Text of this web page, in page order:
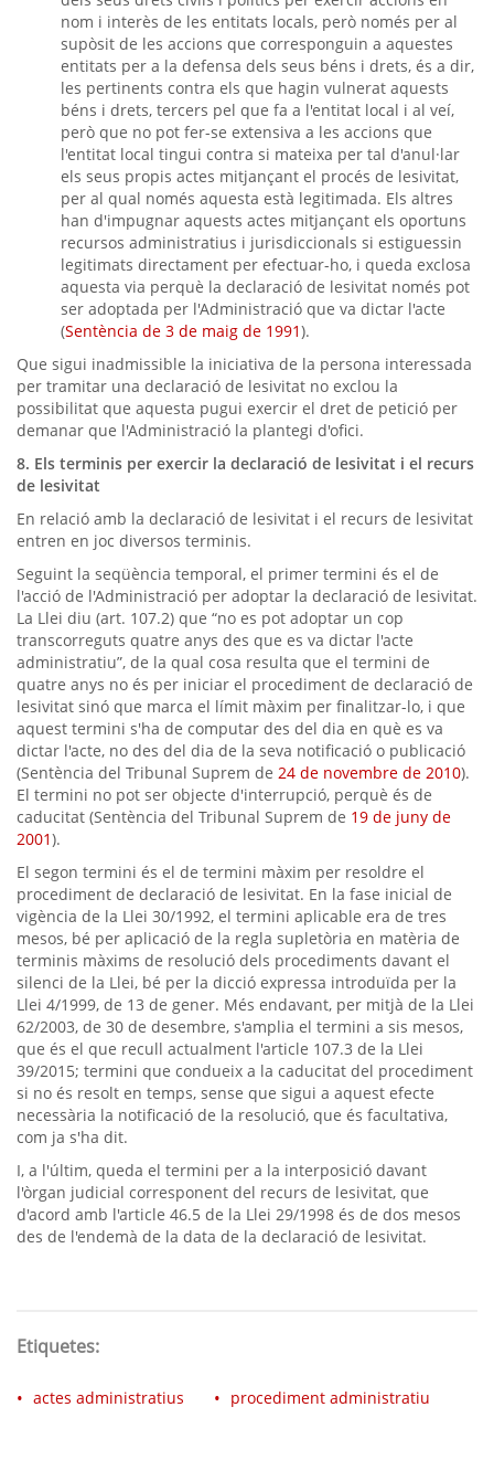
nom i interès de les entitats locals, però només per al
supòsit de les accions que corresponguin a aquestes
entitats per a la defensa dels seus béns i drets, és a dir,
les pertinents contra els que hagin vulnerat aquests
béns i drets, tercers pel que fa a l'entitat local i al veí,
però que no pot fer-se extensiva a les accions que
l'entitat local tingui contra si mateixa per tal d'anul·lar
els seus propis actes mitjançant el procés de lesivitat,
per al qual només aquesta està legitimada. Els altres
han d'impugnar aquests actes mitjançant els oportuns
recursos administratius i jurisdiccionals si estiguessin
legitimats directament per efectuar-ho, i queda exclosa
aquesta via perquè la declaració de lesivitat només pot
ser adoptada per l'Administració que va dictar l'acte
(Sentència de 3 de maig de 1991).
Que sigui inadmissible la iniciativa de la persona interessada
per tramitar una declaració de lesivitat no exclou la
possibilitat que aquesta pugui exercir el dret de petició per
demanar que l'Administració la plantegi d'ofici.
8. Els terminis per exercir la declaració de lesivitat i el recurs
de lesivitat
En relació amb la declaració de lesivitat i el recurs de lesivitat
entren en joc diversos terminis.
Seguint la seqüència temporal, el primer termini és el de
l'acció de l'Administració per adoptar la declaració de lesivitat.
La Llei diu (art. 107.2) que “no es pot adoptar un cop
transcorreguts quatre anys des que es va dictar l'acte
administratiu”, de la qual cosa resulta que el termini de
quatre anys no és per iniciar el procediment de declaració de
lesivitat sinó que marca el límit màxim per finalitzar-lo, i que
aquest termini s'ha de computar des del dia en què es va
dictar l'acte, no des del dia de la seva notificació o publicació
(Sentència del Tribunal Suprem de 24 de novembre de 2010).
El termini no pot ser objecte d'interrupció, perquè és de
caducitat (Sentència del Tribunal Suprem de 19 de juny de
2001).
El segon termini és el de termini màxim per resoldre el
procediment de declaració de lesivitat. En la fase inicial de
vigència de la Llei 30/1992, el termini aplicable era de tres
mesos, bé per aplicació de la regla supletòria en matèria de
terminis màxims de resolució dels procediments davant el
silenci de la Llei, bé per la dicció expressa introduïda per la
Llei 4/1999, de 13 de gener. Més endavant, per mitjà de la Llei
62/2003, de 30 de desembre, s'amplia el termini a sis mesos,
que és el que recull actualment l'article 107.3 de la Llei
39/2015; termini que condueix a la caducitat del procediment
si no és resolt en temps, sense que sigui a aquest efecte
necessària la notificació de la resolució, que és facultativa,
com ja s'ha dit.
I, a l'últim, queda el termini per a la interposició davant
l'òrgan judicial corresponent del recurs de lesivitat, que
d'acord amb l'article 46.5 de la Llei 29/1998 és de dos mesos
des de l'endemà de la data de la declaració de lesivitat.
Etiquetes:
actes administratius procediment administratiu